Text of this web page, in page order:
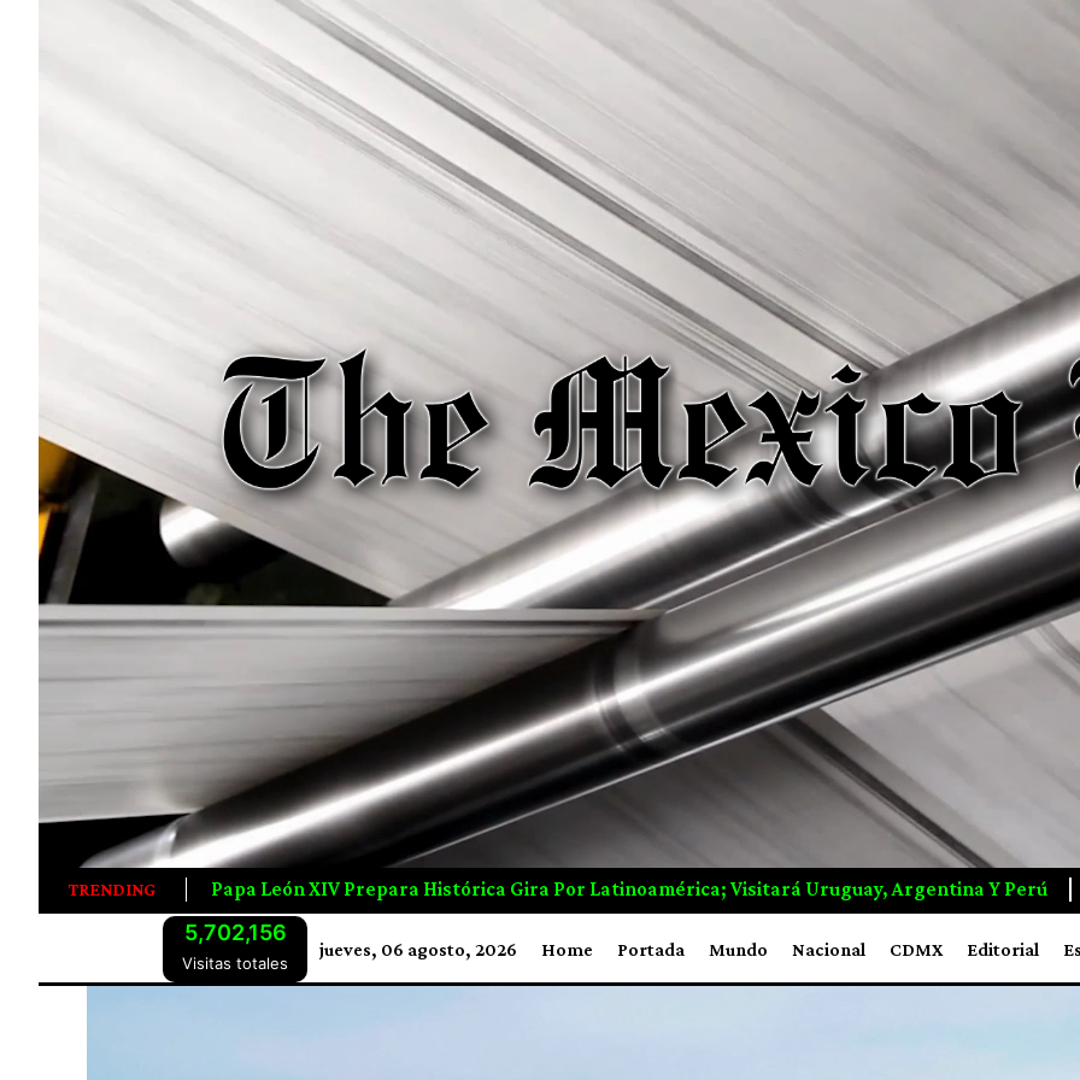
TRENDING
Histórica Gira Por Latinoamérica; Visitará Uruguay, Argentina Y Perú Grecia Logra Controlar Incendio
Visitas totales
5,702,156
jueves, 06 agosto, 2026 Home Portada Mundo Nacional CDMX Editorial